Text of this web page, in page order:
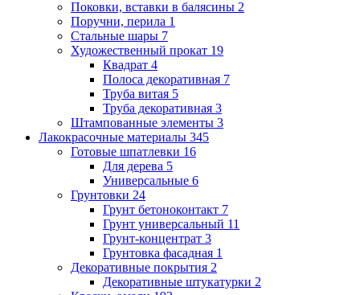
Поковки, вставки в балясины 2
Поручни, перила 1
Стальные шары 7
Художественный прокат 19
Квадрат 4
Полоса декоративная 7
Труба витая 5
Труба декоративная 3
Штампованные элементы 3
Лакокрасочные материалы 345
Готовые шпатлевки 16
Для дерева 5
Универсальные 6
Грунтовки 24
Грунт бетоноконтакт 7
Грунт универсальный 11
Грунт-концентрат 3
Грунтовка фасадная 1
Декоративные покрытия 2
Декоративные штукатурки 2